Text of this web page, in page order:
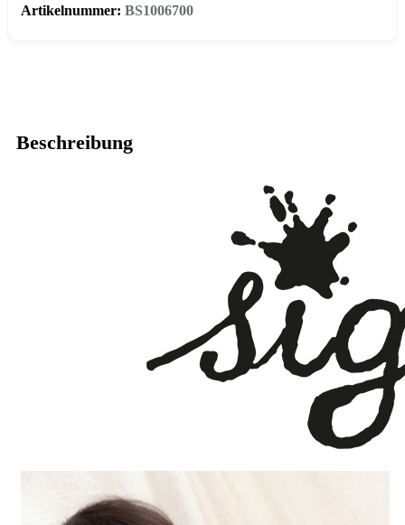
Artikelnummer: BS1006700
Beschreibung